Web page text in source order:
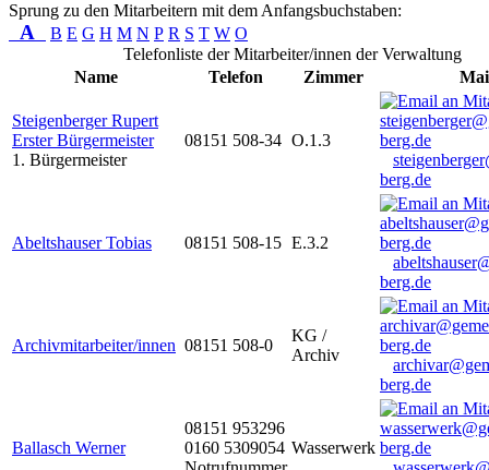
Sprung zu den Mitarbeitern mit dem Anfangsbuchstaben:
A B E G H M N P R S T W O
Telefonliste der Mitarbeiter/innen der Verwaltung
Name
Telefon Zimmer
Steigenberger Rupert
Erster Bürgermeister
1. Bürgermeister
08151 508-34 O.1.3
berg.de
Abeltshauser Tobias 08151 508-15 E.3.2
berg.de
Archivmitarbeiter/innen 08151 508-0
KG /
Archiv
berg.de
Ballasch Werner
08151 953296
0160 5309054 Wasserwerk